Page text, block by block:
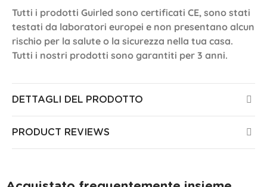
Tutti i prodotti Guirled sono certificati CE, sono stati
testati da laboratori europei e non presentano alcun
rischio per la salute o la sicurezza nella tua casa.
Tutti i nostri prodotti sono garantiti per 3 anni.
DETTAGLI DEL PRODOTTO
PRODUCT REVIEWS